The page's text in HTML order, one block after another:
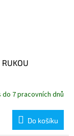
do 7 pracovních dnů
Do košíku